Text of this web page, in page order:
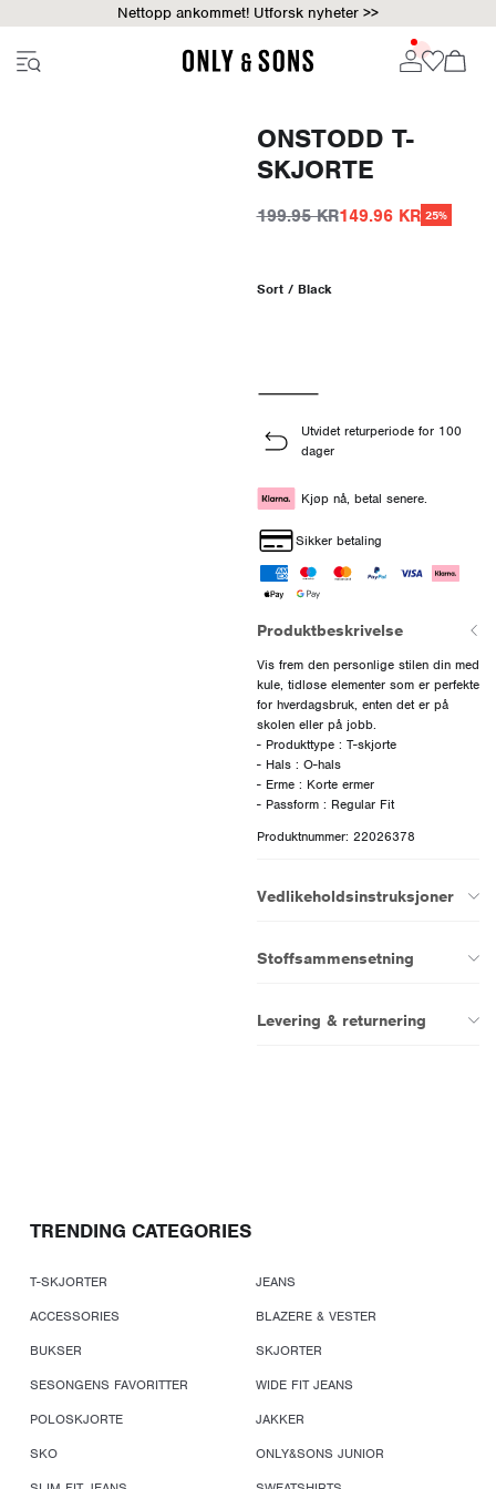
Nettopp ankommet! Utforsk nyheter >>
ONSTODD T-
SKJORTE
199.95 KR149.96 KR 25%
Sort / Black
Utvidet returperiode for 100
dager
Kjøp nå, betal senere.
Sikker betaling
Produktbeskrivelse
Vis frem den personlige stilen din med
kule, tidløse elementer som er perfekte
for hverdagsbruk, enten det er på
skolen eller på jobb.
- Produkttype : T-skjorte
- Hals : O-hals
- Erme : Korte ermer
- Passform : Regular Fit
Produktnummer: 22026378
Vedlikeholdsinstruksjoner
Stoffsammensetning
Levering & returnering
TRENDING CATEGORIES
T-SKJORTER
JEANS
ACCESSORIES
BLAZERE & VESTER
BUKSER
SKJORTER
SESONGENS FAVORITTER
WIDE FIT JEANS
POLOSKJORTE
JAKKER
SKO
ONLY&SONS JUNIOR